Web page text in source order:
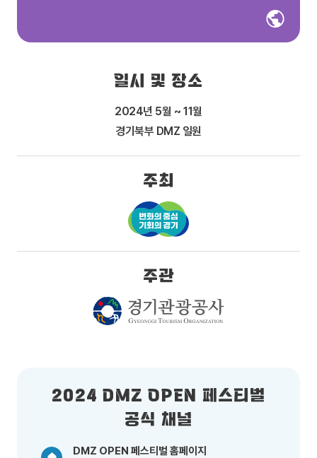
일시 및 장소
2024년 5월 ~ 11월
경기북부 DMZ 일원
주최
주관
2024 DMZ OPEN 페스티벌
공식 채널
DMZ OPEN 페스티벌 홈페이지